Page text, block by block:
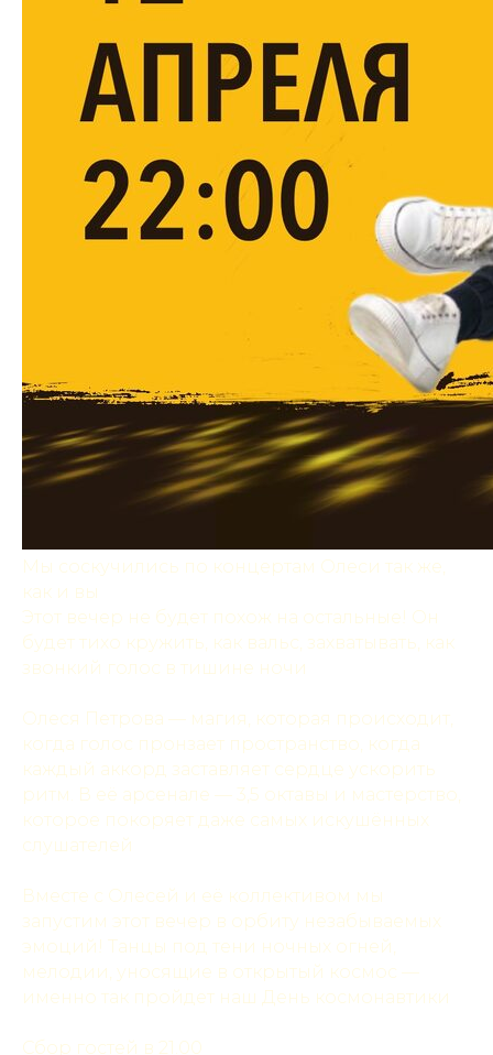
Мы соскучились по концертам Олеси так же,
как и вы
Этот вечер не будет похож на остальные! Он
будет тихо кружить, как вальс, захватывать, как
звонкий голос в тишине ночи
Олеся Петрова — магия, которая происходит,
когда голос пронзает пространство, когда
каждый аккорд заставляет сердце ускорить
ритм. В её арсенале — 3,5 октавы и мастерство,
которое покоряет даже самых искушённых
слушателей
Вместе с Олесей и её коллективом мы
запустим этот вечер в орбиту незабываемых
эмоций! Танцы под тени ночных огней,
мелодии, уносящие в открытый космос —
именно так пройдет наш День космонавтики
Сбор гостей в 21.00